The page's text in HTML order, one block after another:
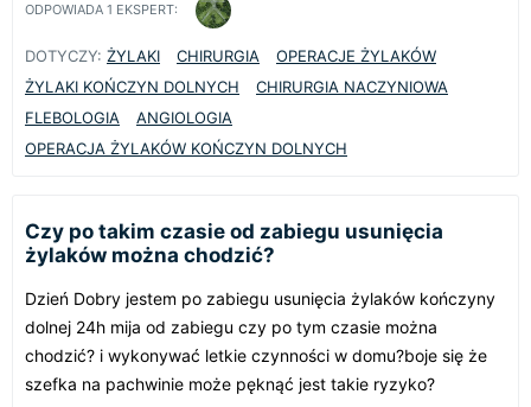
ODPOWIADA 1 EKSPERT:
DOTYCZY: ŻYLAKI CHIRURGIA
OPERACJE ŻYLAKÓW
ŻYLAKI KOŃCZYN DOLNYCH
CHIRURGIA NACZYNIOWA
FLEBOLOGIA
ANGIOLOGIA
OPERACJA ŻYLAKÓW KOŃCZYN DOLNYCH
Czy po takim czasie od zabiegu usunięcia
żylaków można chodzić?
Dzień Dobry jestem po zabiegu usunięcia żylaków kończyny
dolnej 24h mija od zabiegu czy po tym czasie można
chodzić? i wykonywać letkie czynności w domu?boje się że
szefka na pachwinie może pęknąć jest takie ryzyko?